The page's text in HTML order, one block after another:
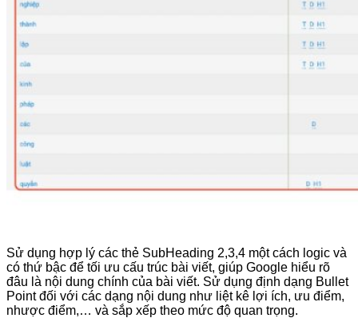
Sử dụng hợp lý các thẻ SubHeading 2,3,4 một cách logic và
có thứ bậc để tối ưu cấu trúc bài viết, giúp Google hiểu rõ
đâu là nội dung chính của bài viết. Sử dụng định dạng Bullet
Point đối với các dạng nội dung như liệt kê lợi ích, ưu điểm,
nhược điểm,… và sắp xếp theo mức độ quan trọng.